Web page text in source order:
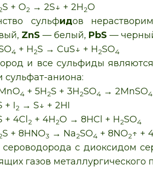
S + O2 → 2S↓ + 2H2O
сульфидов
ZnS — белый, PbS —
4 + H2S → CuS↓ + H2SO4
и все сульфиды являются
сульфат-аниона:
4 + 5H2S + 3H2SO4 → 2MnSO4
+ I2 → S↓ + 2HI
+ 4Cl 2 + 4H2O → 8HCl + H2SO4
S + 8HNO3 → Na2SO4 + 8NO2↑ +
сероводорода с диоксидом
газов металлургического